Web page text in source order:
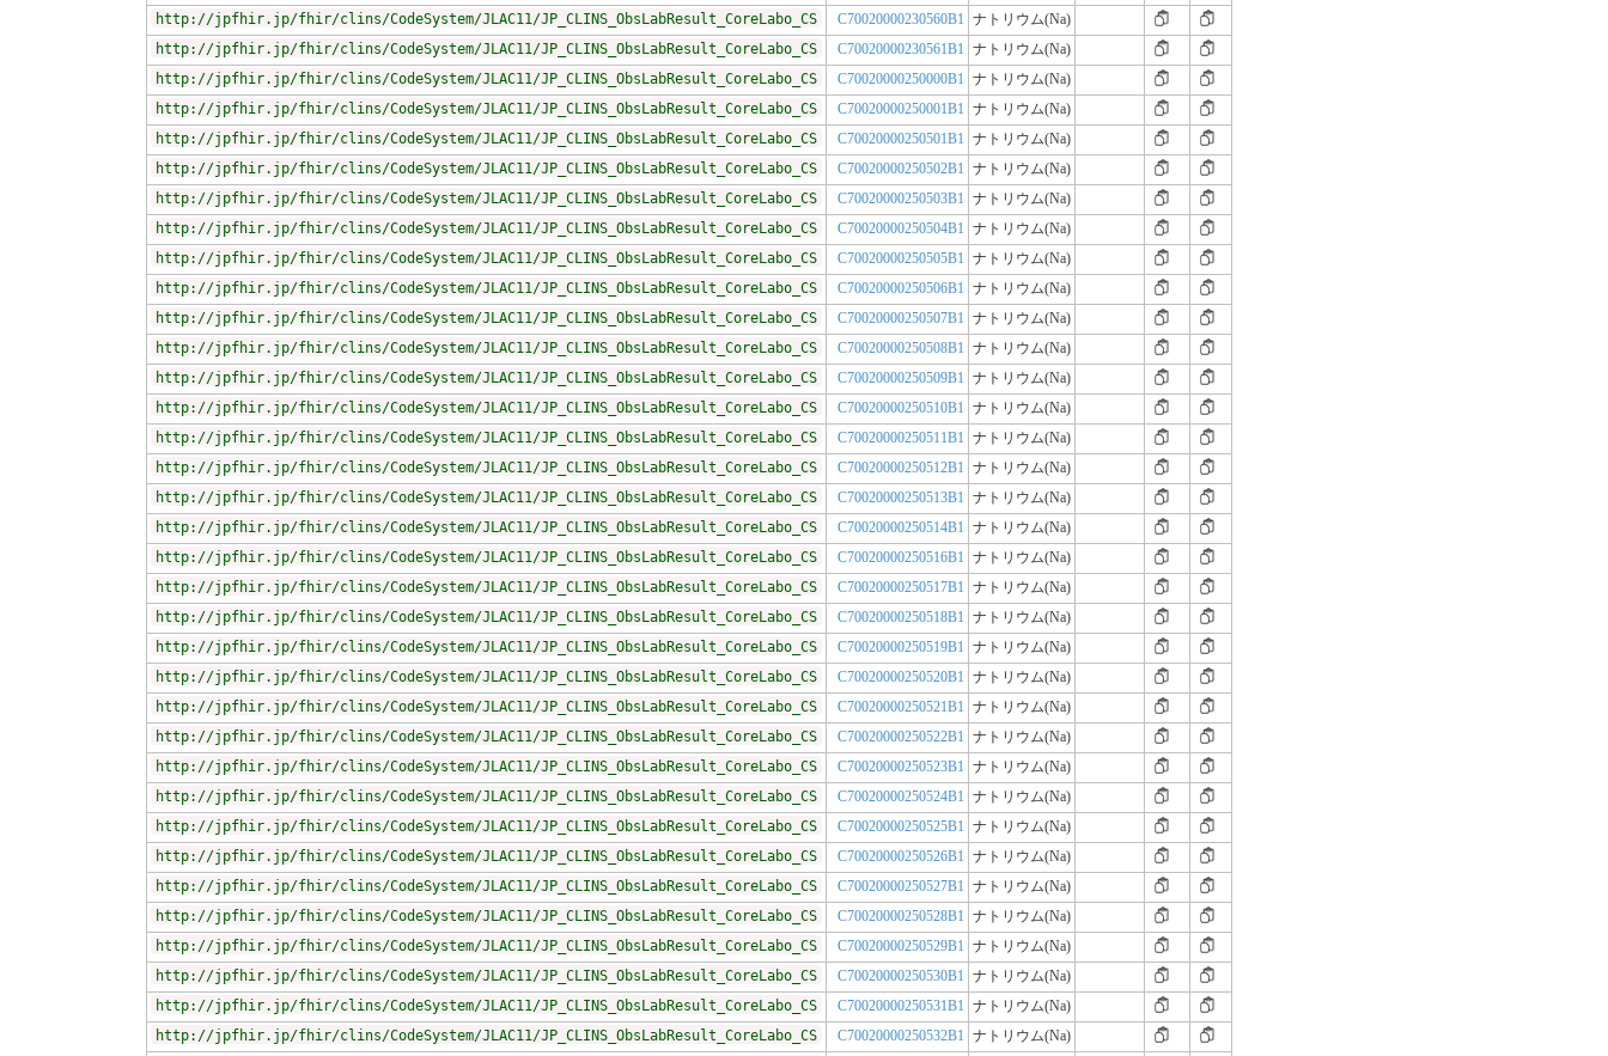
http://jpfhir.jp/fhir/clins/CodeSystem/JLAC11/JP_CLINS_ObsLabResult_CoreLabo_CS
C70020000230560B1 ナトリウム(Na)
http://jpfhir.jp/fhir/clins/CodeSystem/JLAC11/JP_CLINS_ObsLabResult_CoreLabo_CS
C70020000230561B1 ナトリウム(Na)
http://jpfhir.jp/fhir/clins/CodeSystem/JLAC11/JP_CLINS_ObsLabResult_CoreLabo_CS
C70020000250000B1 ナトリウム(Na)
http://jpfhir.jp/fhir/clins/CodeSystem/JLAC11/JP_CLINS_ObsLabResult_CoreLabo_CS
C70020000250001B1 ナトリウム(Na)
http://jpfhir.jp/fhir/clins/CodeSystem/JLAC11/JP_CLINS_ObsLabResult_CoreLabo_CS
C70020000250501B1 ナトリウム(Na)
http://jpfhir.jp/fhir/clins/CodeSystem/JLAC11/JP_CLINS_ObsLabResult_CoreLabo_CS
C70020000250502B1 ナトリウム(Na)
http://jpfhir.jp/fhir/clins/CodeSystem/JLAC11/JP_CLINS_ObsLabResult_CoreLabo_CS
C70020000250503B1 ナトリウム(Na)
http://jpfhir.jp/fhir/clins/CodeSystem/JLAC11/JP_CLINS_ObsLabResult_CoreLabo_CS
C70020000250504B1 ナトリウム(Na)
http://jpfhir.jp/fhir/clins/CodeSystem/JLAC11/JP_CLINS_ObsLabResult_CoreLabo_CS
C70020000250505B1 ナトリウム(Na)
http://jpfhir.jp/fhir/clins/CodeSystem/JLAC11/JP_CLINS_ObsLabResult_CoreLabo_CS
C70020000250506B1 ナトリウム(Na)
http://jpfhir.jp/fhir/clins/CodeSystem/JLAC11/JP_CLINS_ObsLabResult_CoreLabo_CS
C70020000250507B1 ナトリウム(Na)
http://jpfhir.jp/fhir/clins/CodeSystem/JLAC11/JP_CLINS_ObsLabResult_CoreLabo_CS
C70020000250508B1 ナトリウム(Na)
http://jpfhir.jp/fhir/clins/CodeSystem/JLAC11/JP_CLINS_ObsLabResult_CoreLabo_CS
C70020000250509B1 ナトリウム(Na)
http://jpfhir.jp/fhir/clins/CodeSystem/JLAC11/JP_CLINS_ObsLabResult_CoreLabo_CS
C70020000250510B1 ナトリウム(Na)
http://jpfhir.jp/fhir/clins/CodeSystem/JLAC11/JP_CLINS_ObsLabResult_CoreLabo_CS
C70020000250511B1 ナトリウム(Na)
http://jpfhir.jp/fhir/clins/CodeSystem/JLAC11/JP_CLINS_ObsLabResult_CoreLabo_CS
C70020000250512B1 ナトリウム(Na)
http://jpfhir.jp/fhir/clins/CodeSystem/JLAC11/JP_CLINS_ObsLabResult_CoreLabo_CS
C70020000250513B1 ナトリウム(Na)
http://jpfhir.jp/fhir/clins/CodeSystem/JLAC11/JP_CLINS_ObsLabResult_CoreLabo_CS
C70020000250514B1 ナトリウム(Na)
http://jpfhir.jp/fhir/clins/CodeSystem/JLAC11/JP_CLINS_ObsLabResult_CoreLabo_CS
C70020000250516B1 ナトリウム(Na)
http://jpfhir.jp/fhir/clins/CodeSystem/JLAC11/JP_CLINS_ObsLabResult_CoreLabo_CS
C70020000250517B1 ナトリウム(Na)
http://jpfhir.jp/fhir/clins/CodeSystem/JLAC11/JP_CLINS_ObsLabResult_CoreLabo_CS
C70020000250518B1 ナトリウム(Na)
http://jpfhir.jp/fhir/clins/CodeSystem/JLAC11/JP_CLINS_ObsLabResult_CoreLabo_CS
C70020000250519B1 ナトリウム(Na)
http://jpfhir.jp/fhir/clins/CodeSystem/JLAC11/JP_CLINS_ObsLabResult_CoreLabo_CS
C70020000250520B1 ナトリウム(Na)
http://jpfhir.jp/fhir/clins/CodeSystem/JLAC11/JP_CLINS_ObsLabResult_CoreLabo_CS
C70020000250521B1 ナトリウム(Na)
http://jpfhir.jp/fhir/clins/CodeSystem/JLAC11/JP_CLINS_ObsLabResult_CoreLabo_CS
C70020000250522B1 ナトリウム(Na)
http://jpfhir.jp/fhir/clins/CodeSystem/JLAC11/JP_CLINS_ObsLabResult_CoreLabo_CS
C70020000250523B1 ナトリウム(Na)
http://jpfhir.jp/fhir/clins/CodeSystem/JLAC11/JP_CLINS_ObsLabResult_CoreLabo_CS
C70020000250524B1 ナトリウム(Na)
http://jpfhir.jp/fhir/clins/CodeSystem/JLAC11/JP_CLINS_ObsLabResult_CoreLabo_CS
C70020000250525B1 ナトリウム(Na)
http://jpfhir.jp/fhir/clins/CodeSystem/JLAC11/JP_CLINS_ObsLabResult_CoreLabo_CS
C70020000250526B1 ナトリウム(Na)
http://jpfhir.jp/fhir/clins/CodeSystem/JLAC11/JP_CLINS_ObsLabResult_CoreLabo_CS
C70020000250527B1 ナトリウム(Na)
http://jpfhir.jp/fhir/clins/CodeSystem/JLAC11/JP_CLINS_ObsLabResult_CoreLabo_CS
C70020000250528B1 ナトリウム(Na)
http://jpfhir.jp/fhir/clins/CodeSystem/JLAC11/JP_CLINS_ObsLabResult_CoreLabo_CS
C70020000250529B1 ナトリウム(Na)
http://jpfhir.jp/fhir/clins/CodeSystem/JLAC11/JP_CLINS_ObsLabResult_CoreLabo_CS
C70020000250530B1 ナトリウム(Na)
http://jpfhir.jp/fhir/clins/CodeSystem/JLAC11/JP_CLINS_ObsLabResult_CoreLabo_CS
C70020000250531B1 ナトリウム(Na)
http://jpfhir.jp/fhir/clins/CodeSystem/JLAC11/JP_CLINS_ObsLabResult_CoreLabo_CS
C70020000250532B1 ナトリウム(Na)